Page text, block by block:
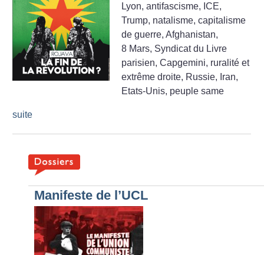
Lyon, antifascisme, ICE,
Trump, natalisme, capitalisme
de guerre, Afghanistan,
8 Mars, Syndicat du Livre
parisien, Capgemini, ruralité et
extrême droite, Russie, Iran,
Etats-Unis, peuple same
suite
Manifeste de l’UCL